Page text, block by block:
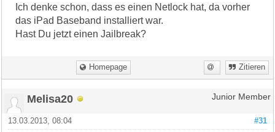
Ich denke schon, dass es einen Netlock hat, da vorher
das iPad Baseband installiert war.
Hast Du jetzt einen Jailbreak?
Homepage Zitieren
Melisa20 Junior Member
#31
13.03.2013, 08:04